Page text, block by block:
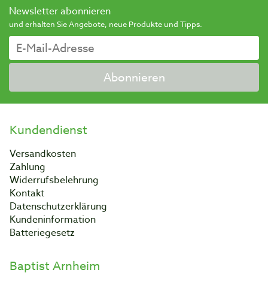
Newsletter abonnieren
und erhalten Sie Angebote, neue Produkte und Tipps.
Abonnieren
Kundendienst
Versandkosten
Zahlung
Widerrufsbelehrung
Kontakt
Datenschutzerklärung
Kundeninformation
Batteriegesetz
Baptist Arnheim